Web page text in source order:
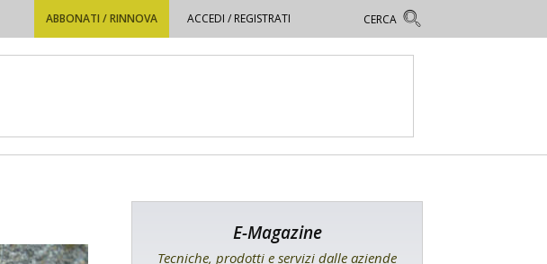
ABBONATI / RINNOVA ACCEDI / REGISTRATI
E-Magazine
Tecniche, prodotti e servizi dalle aziende